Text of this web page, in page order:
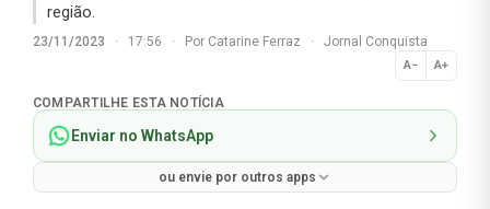
região.
23/11/2023 · 17:56 · Por Catarine Ferraz · Jornal Conquista
A− A+
Normal
COMPARTILHE ESTA NOTÍCIA
Enviar no WhatsApp
ou envie por outros apps